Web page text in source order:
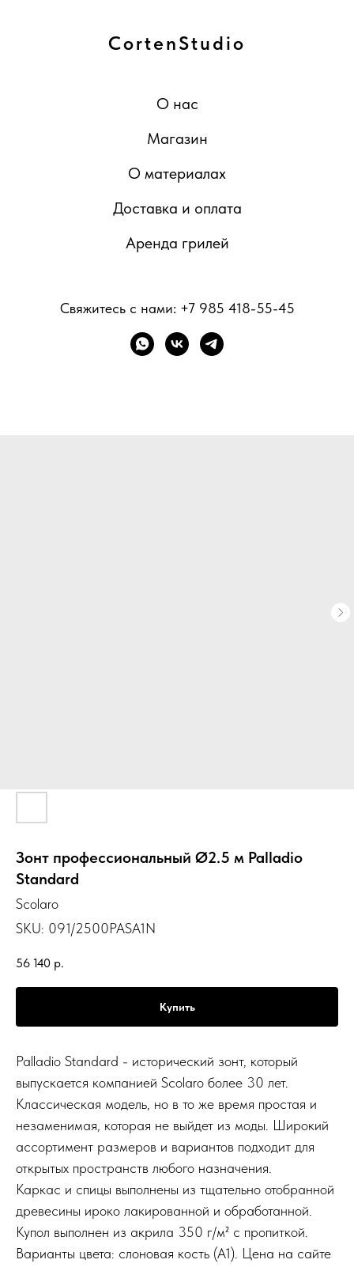
CortenStudio
О нас
Магазин
О материалах
Доставка и оплата
Аренда грилей
Свяжитесь с нами: +7 985 418-55-45
Зонт профессиональный Ø2.5 м Palladio
Standard
Scolaro
SKU: 091/2500PASA1N
56 140 р.
Купить
Palladio Standard - исторический зонт, который
выпускается компанией Scolaro более 30 лет.
Классическая модель, но в то же время простая и
незаменимая, которая не выйдет из моды. Широкий
ассортимент размеров и вариантов подходит для
открытых пространств любого назначения.
Каркас и спицы выполнены из тщательно отобранной
древесины ироко лакированной и обработанной.
Купол выполнен из акрила 350 г/м² с пропиткой.
Варианты цвета: слоновая кость (A1). Цена на сайте